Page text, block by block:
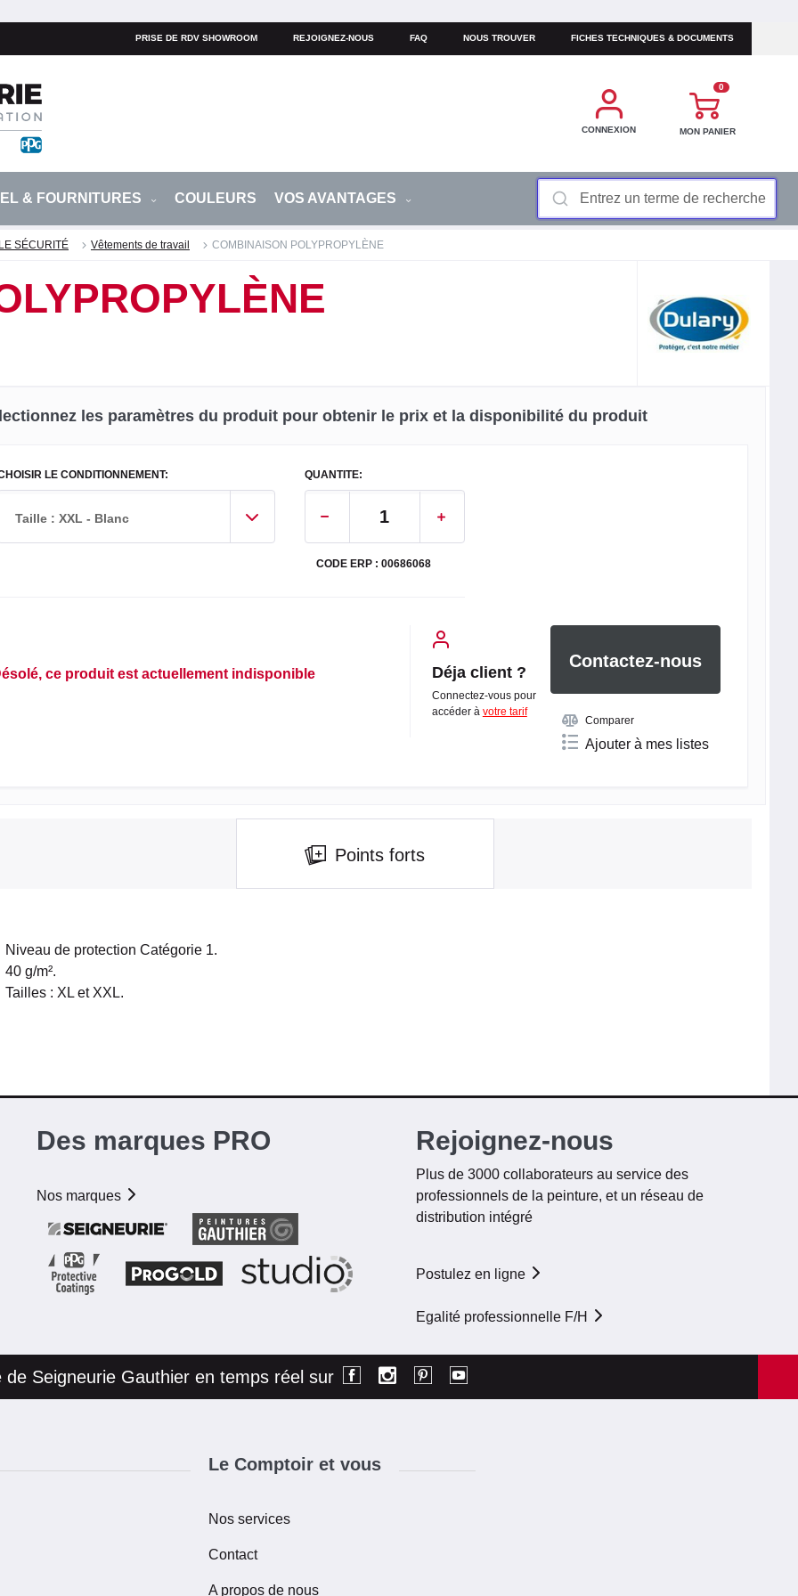
PRISE DE RDV SHOWROOM REJOIGNEZ-NOUS FAQ NOUS TROUVER FICHES TECHNIQUES & DOCUMENTS
CONNEXION
0
MON PANIER
& FOURNITURES COULEURS VOS AVANTAGES
SÉCURITÉ Vêtements de travail COMBINAISON POLYPROPYLÈNE
les paramètres du produit pour obtenir le prix et la disponibilité du produit
LE CONDITIONNEMENT:
Taille : XXL - Blanc
QUANTITE:
CODE ERP : 00686068
ce produit est actuellement indisponible Déja client ?
Connectez-vous pour
accéder à votre tarif
Contactez-nous
Comparer
Ajouter à mes listes
Points forts
Niveau de protection Catégorie 1.
40 g/m².
Tailles : XL et XXL.
Des marques PRO
Nos marques
Rejoignez-nous
Plus de 3000 collaborateurs au service des
professionnels de la peinture, et un réseau de
distribution intégré
Postulez en ligne
Egalité professionnelle F/H
de Seigneurie Gauthier en temps réel sur
Le Comptoir et vous
Nos services
Contact
A propos de nous